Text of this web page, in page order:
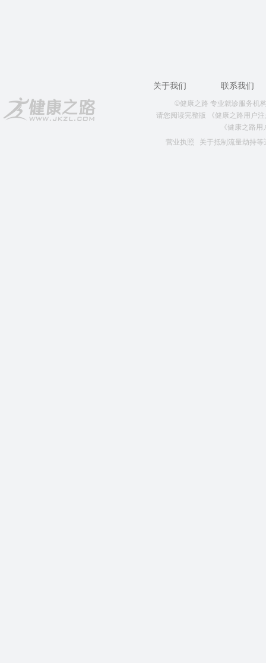
关于我们 联系我们
©健康之路 专业就诊服务机
请您阅读完整版
《健康之路用户
《健康之路
营业执照
关于抵制流量劫持